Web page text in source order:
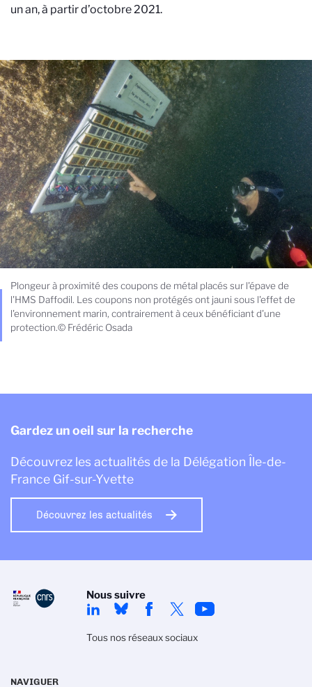
un an, à partir d’octobre 2021.
Plongeur à proximité des coupons de métal placés sur l'épave de
l'HMS Daffodil. Les coupons non protégés ont jauni sous l'effet de
l'environnement marin, contrairement à ceux bénéficiant d'une
protection.© Frédéric Osada
Gardez un oeil sur la recherche
Découvrez les actualités de la Délégation Île-de-
France Gif-sur-Yvette
Découvrez les actualités
Nous suivre
Tous nos réseaux sociaux
NAVIGUER